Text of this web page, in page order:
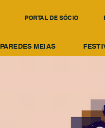
PORTAL DE SÓCIO
PAREDES MEIAS